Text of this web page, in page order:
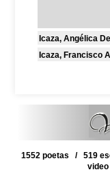
Icaza, Angélica De
Icaza, Francisco
1552 poetas / 519